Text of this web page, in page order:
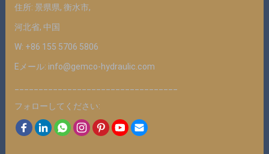
住所: 景県県, 衡水市,
河北省, 中国
W: +86 155 5706 5806
Eメール: info@gemco-hydraulic.com
フォローしてください: